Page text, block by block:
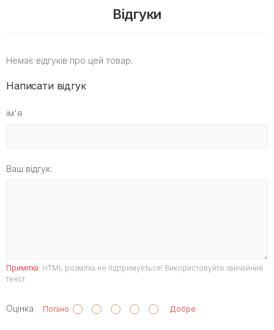
Відгуки
Немає відгуків про цей товар.
Написати відгук
ім'я
Ваш відгук:
Примітка: HTML розмітка не підтримується! Використовуйте звичайний
текст.
Оцінка Погано Добре